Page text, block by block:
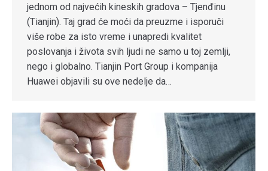
jednom od najvećih kineskih gradova – Tjenđinu
(Tianjin). Taj grad će moći da preuzme i isporuči
više robe za isto vreme i unapredi kvalitet
poslovanja i života svih ljudi ne samo u toj zemlji,
nego i globalno. Tianjin Port Group i kompanija
Huawei objavili su ove nedelje da…